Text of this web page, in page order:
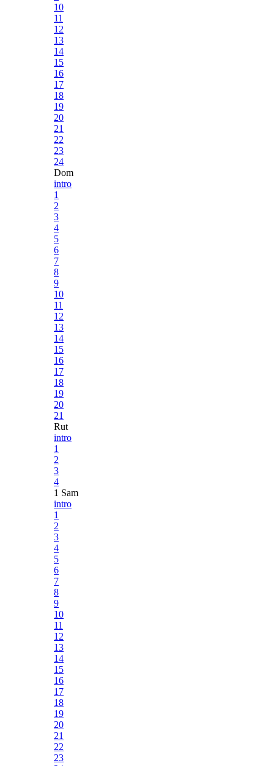
10
11
12
13
14
15
16
17
18
19
20
21
22
23
24
Dom
intro
1
2
3
4
5
6
7
8
9
10
11
12
13
14
15
16
17
18
19
20
21
Rut
intro
1
2
3
4
1 Sam
intro
1
2
3
4
5
6
7
8
9
10
11
12
13
14
15
16
17
18
19
20
21
22
23